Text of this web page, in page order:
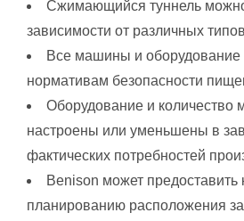
Сжимающийся туннель
зависимости от различных
Все машины и оборудование
нормативам безопасности
Оборудование и количество
настроены или уменьшены в
фактических потребностей
Benison может предоставить
планированию расположения